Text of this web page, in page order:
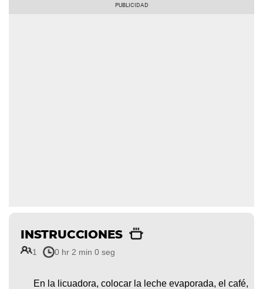
INSTRUCCIONES
1 0 hr 2 min 0 seg
En la licuadora, colocar la leche evaporada, el café,